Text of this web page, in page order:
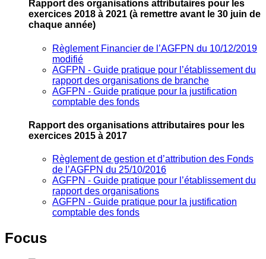
Rapport des organisations attributaires pour les
exercices 2018 à 2021 (à remettre avant le 30 juin de
chaque année)
Règlement Financier de l’AGFPN du 10/12/2019
modifié
AGFPN ‐ Guide pratique pour l’établissement du
rapport des organisations de branche
AGFPN ‐ Guide pratique pour la justification
comptable des fonds
Rapport des organisations attributaires pour les
exercices 2015 à 2017
Règlement de gestion et d’attribution des Fonds
de l’AGFPN du 25/10/2016
AGFPN ‐ Guide pratique pour l’établissement du
rapport des organisations
AGFPN ‐ Guide pratique pour la justification
comptable des fonds
Focus